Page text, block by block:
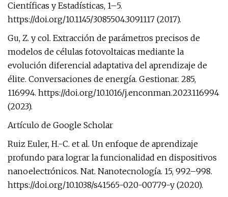
Científicas y Estadísticas, 1–5.
https://doi.org/10.1145/3085504.3091117 (2017).
Gu, Z. y col. Extracción de parámetros precisos de
modelos de células fotovoltaicas mediante la
evolución diferencial adaptativa del aprendizaje de
élite. Conversaciones de energía. Gestionar. 285,
116994. https://doi.org/10.1016/j.enconman.2023.116994
(2023).
Artículo de Google Scholar
Ruiz Euler, H.-C. et al. Un enfoque de aprendizaje
profundo para lograr la funcionalidad en dispositivos
nanoelectrónicos. Nat. Nanotecnología. 15, 992–998.
https://doi.org/10.1038/s41565-020-00779-y (2020).